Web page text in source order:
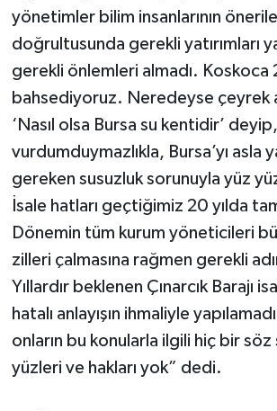
yönetimler bilim insanlarının
doğrultusunda gerekli yatırımları
gerekli önlemleri almadı. Koskoca
bahsediyoruz. Neredeyse çeyrek
‘Nasıl olsa Bursa su kentidir’
vurdumduymazlıkla, Bursa’yı asla
gereken susuzluk sorunuyla yüz
İsale hatları geçtiğimiz 20 yılda
Dönemin tüm kurum yöneticileri
zilleri çalmasına rağmen gerekli
Yıllardır beklenen Çınarcık Barajı
hatalı anlayışın ihmaliyle
onların bu konularla ilgili hiç bir
yüzleri ve hakları yok” dedi.